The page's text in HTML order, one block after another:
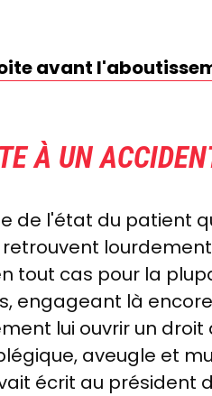
avant
À UN
de l'état du patient
tout cas pour la
engageant là
lui ouvrir un droit
aveugle et
écrit au président